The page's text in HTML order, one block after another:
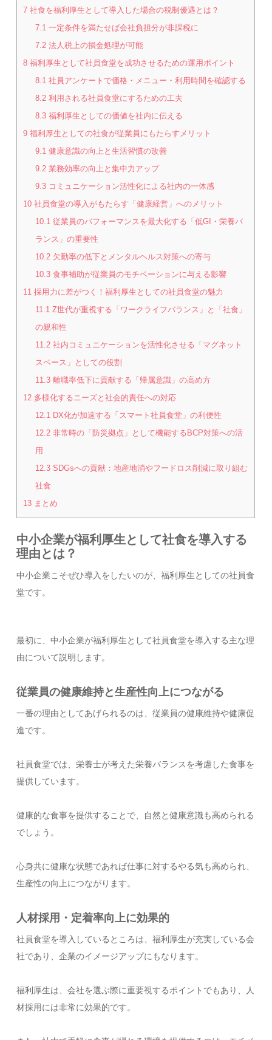
7 社食を福利厚生として導入した場合の税制優遇とは？
7.1 一定条件を満たせば会社負担分が非課税に
7.2 法人税上の損金処理が可能
8 福利厚生として社員食堂を成功させるための運用ポイント
8.1 社員アンケートで価格・メニュー・利用時間を確認する
8.2 利用される社員食堂にするための工夫
8.3 福利厚生としての価値を社内に伝える
9 福利厚生としての社食が従業員にもたらすメリット
9.1 健康意識の向上と生活習慣の改善
9.2 業務効率の向上と集中力アップ
9.3 コミュニケーション活性化による社内の一体感
10 社員食堂の導入がもたらす「健康経営」へのメリット
10.1 従業員のパフォーマンスを最大化する「低GI・栄養バ
ランス」の重要性
10.2 欠勤率の低下とメンタルヘルス対策への寄与
10.3 食事補助が従業員のモチベーションに与える影響
11 採用力に差がつく！福利厚生としての社員食堂の魅力
11.1 Z世代が重視する「ワークライフバランス」と「社食」
の親和性
11.2 社内コミュニケーションを活性化させる「マグネット
スペース」としての役割
11.3 離職率低下に貢献する「帰属意識」の高め方
12 多様化するニーズと社会的責任への対応
12.1 DX化が加速する「スマート社員食堂」の利便性
12.2 非常時の「防災拠点」として機能するBCP対策への活
用
12.3 SDGsへの貢献：地産地消やフードロス削減に取り組む
社食
13 まとめ
中小企業が福利厚生として社食を導入する
理由とは？
中小企業こそぜひ導入をしたいのが、福利厚生としての社員食
堂です。
最初に、中小企業が福利厚生として社員食堂を導入する主な理
由について説明します。
従業員の健康維持と生産性向上につながる
一番の理由としてあげられるのは、従業員の健康維持や健康促
進です。
社員食堂では、栄養士が考えた栄養バランスを考慮した食事を
提供しています。
健康的な食事を提供することで、自然と健康意識も高められる
でしょう。
心身共に健康な状態であれば仕事に対するやる気も高められ、
生産性の向上につながります。
人材採用・定着率向上に効果的
社員食堂を導入しているところは、福利厚生が充実している会
社であり、企業のイメージアップにもなります。
福利厚生は、会社を選ぶ際に重要視するポイントでもあり、人
材採用には非常に効果的です。